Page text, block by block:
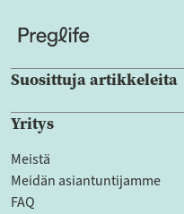
Suosittuja artikkeleita
Yritys
Meistä
Meidän asiantuntijamme
FAQ